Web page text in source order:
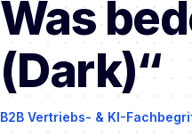
Was
(Dark)“
B2B Vertriebs- & KI-